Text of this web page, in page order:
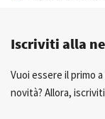
Consulenza
Iscriviti alla
Vuoi essere il primo
novità? Allora,